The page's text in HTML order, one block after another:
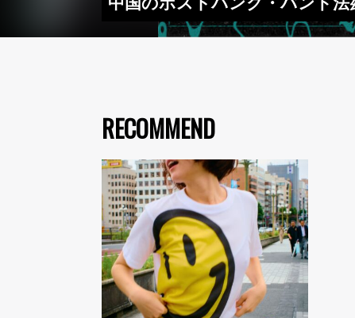
RECOMMEND